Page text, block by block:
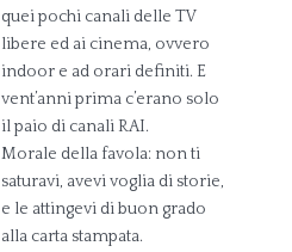
quei pochi canali delle TV
libere ed ai cinema, ovvero
indoor e ad orari definiti. E
vent’anni prima c’erano solo
il paio di canali RAI.
Morale della favola: non ti
saturavi, avevi voglia di storie,
e le attingevi di buon grado
alla carta stampata.